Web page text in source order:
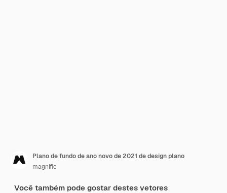
Plano de fundo de ano novo de 2021 de design plano
magnific
Você também pode gostar destes vetores